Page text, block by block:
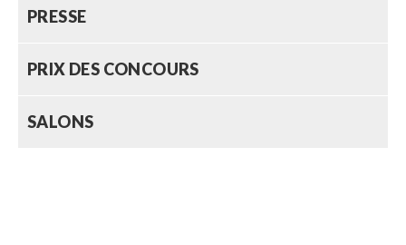
PRESSE
PRIX DES CONCOURS
SALONS